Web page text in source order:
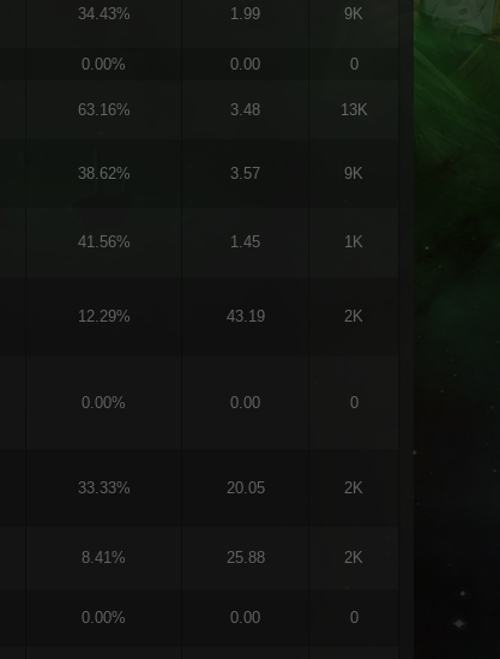
34.43% 1.99 9K
0.00% 0.00 0
63.16% 3.48 13K
38.62% 3.57 9K
41.56% 1.45 1K
12.29% 43.19 2K
0.00% 0.00 0
33.33% 20.05 2K
8.41% 25.88 2K
0.00% 0.00 0